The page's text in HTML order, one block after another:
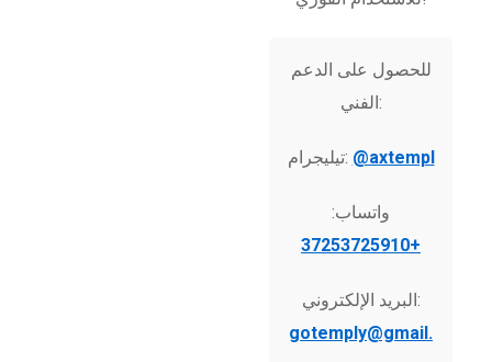
للحصول على الدعم
الفني:
تيليجرام: @axtempl
واتساب:
+37253725910
البريد الإلكتروني:
gotemply@gmail.